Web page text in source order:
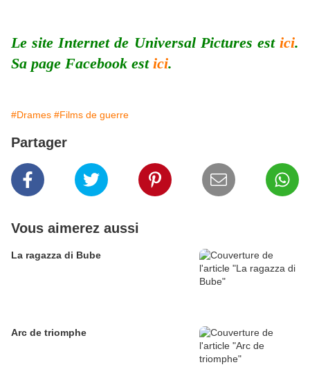
Le site Internet de Universal Pictures est ici.
Sa page Facebook est ici.
#Drames #Films de guerre
Partager
Vous aimerez aussi
La ragazza di Bube
Arc de triomphe